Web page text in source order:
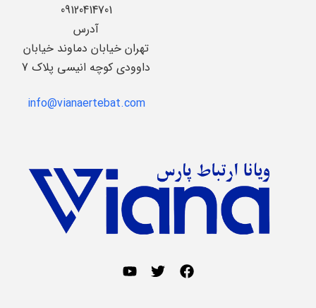
09120414701
آدرس
تهران خیابان دماوند خیابان
داوودی کوچه انیسی پلاک 7
info@vianaertebat.com